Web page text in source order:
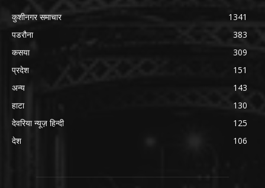
कुशीनगर समाचार
1341
पडरौना
383
कसया
309
प्रदेश
151
अन्य
143
हाटा
130
देवरिया न्यूज़ हिन्दी
125
देश
106